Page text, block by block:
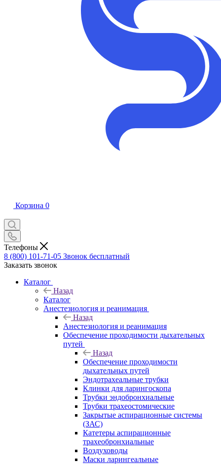
Корзина 0
Телефоны
8 (800) 101-71-05 Звонок бесплатный
Заказать звонок
Каталог
Назад
Каталог
Анестезиология и реанимация
Назад
Анестезиология и реанимация
Обеспечение проходимости дыхательных
путей
Назад
Обеспечение проходимости
дыхательных путей
Эндотрахеальные трубки
Клинки для ларингоскопа
Трубки эндобронхиальные
Трубки трахеостомические
Закрытые аспирационные системы
(ЗАС)
Катетеры аспирационные
трахеобронхиальные
Воздуховоды
Маски ларингеальные